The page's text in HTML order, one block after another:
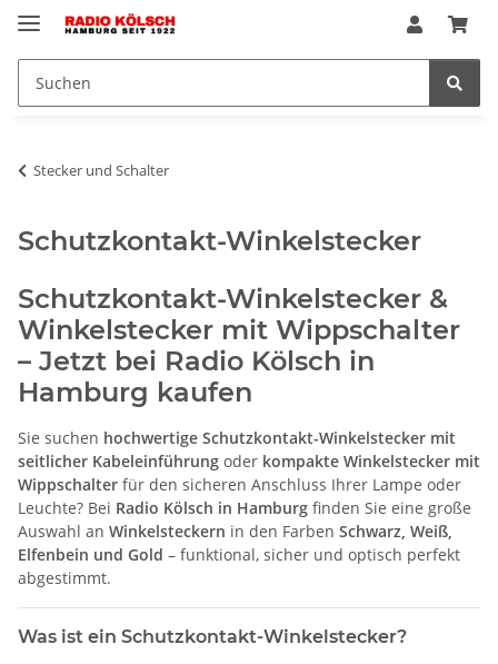
Stecker und Schalter
Schutzkontakt-Winkelstecker
Schutzkontakt-Winkelstecker &
Winkelstecker mit Wippschalter
– Jetzt bei Radio Kölsch in
Hamburg kaufen
Sie suchen hochwertige Schutzkontakt-Winkelstecker mit
seitlicher Kabeleinführung oder kompakte Winkelstecker mit
Wippschalter für den sicheren Anschluss Ihrer Lampe oder
Leuchte? Bei Radio Kölsch in Hamburg finden Sie eine große
Auswahl an Winkelsteckern in den Farben Schwarz, Weiß,
Elfenbein und Gold – funktional, sicher und optisch perfekt
abgestimmt.
Was ist ein Schutzkontakt-Winkelstecker?